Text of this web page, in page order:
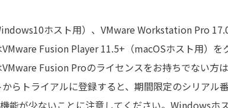
ホスト用）、VMware Workstation Pro
Fusion Player 11.5+（macOSホスト用）を
Fusion Proのライセンスをお持ちでない方
らトライアルに登録すると、期間限定のシリアル